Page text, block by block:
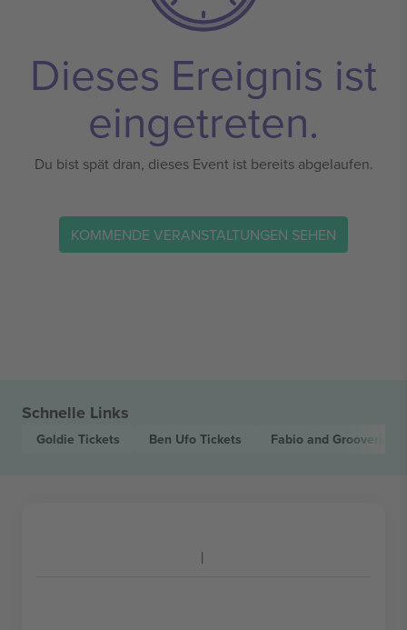
Dieses Ereignis ist
eingetreten.
Du bist spät dran, dieses Event ist bereits abgelaufen.
KOMMENDE VERANSTALTUNGEN SEHEN
Schnelle Links
Goldie Tickets Ben Ufo Tickets Fabio and Grooverider